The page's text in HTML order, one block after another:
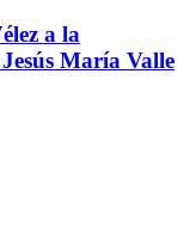
a la
María Valle